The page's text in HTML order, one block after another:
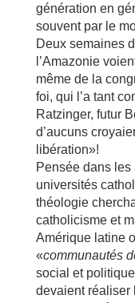
génération en
souvent par le
Deux semaines
l’Amazonie
même de la
foi, qui l’a tant
Ratzinger, futur
d’aucuns
libération»!
Pensée dans
universités
théologie
catholicisme et
Amérique latine
«communautés
social et
devaient réaliser